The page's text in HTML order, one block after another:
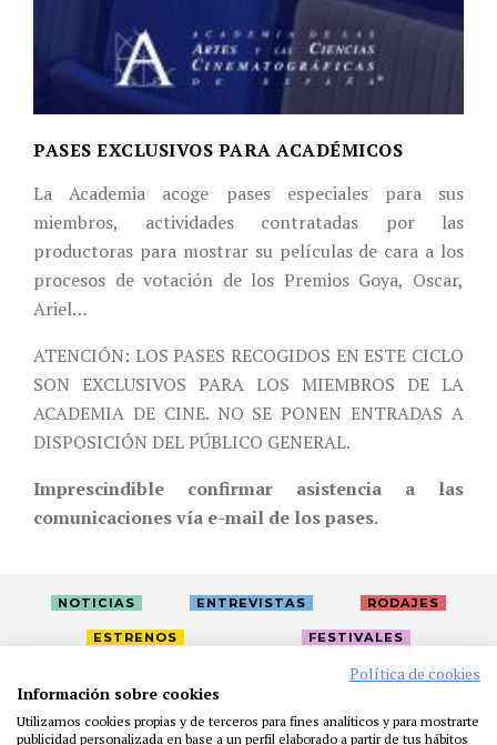
PASES EXCLUSIVOS PARA ACADÉMICOS
La Academia acoge pases especiales para sus
miembros, actividades contratadas por las
productoras para mostrar su películas de cara a los
procesos de votación de los Premios Goya, Oscar,
Ariel…
ATENCIÓN: LOS PASES RECOGIDOS EN ESTE CICLO
SON EXCLUSIVOS PARA LOS MIEMBROS DE LA
ACADEMIA DE CINE. NO SE PONEN ENTRADAS A
DISPOSICIÓN DEL PÚBLICO GENERAL.
Imprescindible confirmar asistencia a las
comunicaciones vía e-mail de los pases.
NOTICIAS ENTREVISTAS RODAJES
ESTRENOS FESTIVALES
PRENSA
FUNDACIÓN RESIDENCIAS AYUDAS
Política de cookies
Información sobre cookies
Utilizamos cookies propias y de terceros para fines analíticos y para mostrarte
publicidad personalizada en base a un perfil elaborado a partir de tus hábitos